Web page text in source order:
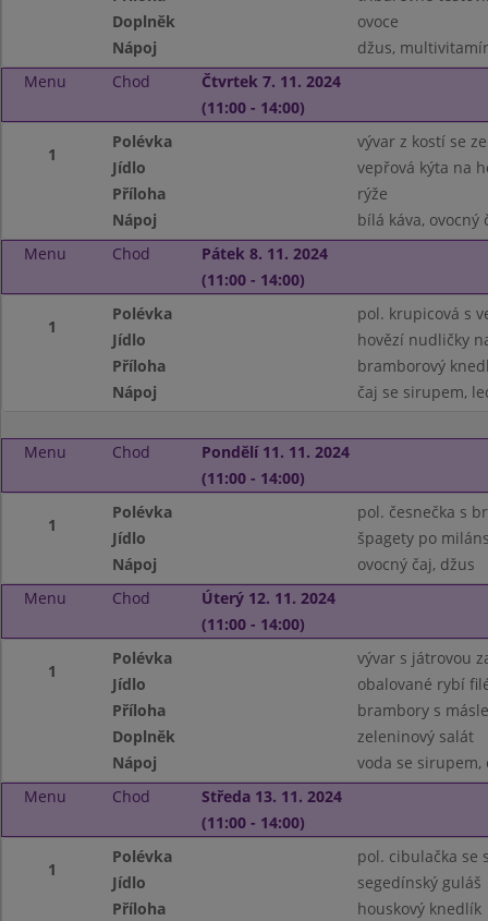
Doplněk
ovoce
Nápoj
džus,
Menu
Chod
Čtvrtek 7. 11. 2024
(11:00 - 14:00)
1
Polévka
vývar z kostí se
Jídlo
vepřová kýta na
Příloha
rýže
Nápoj
bílá káva, ovocný
Menu
Chod
Pátek 8. 11. 2024
(11:00 - 14:00)
1
Polévka
pol. krupicová s
Jídlo
hovězí nudličky
Příloha
bramborový
Nápoj
čaj se sirupem,
Menu Chod
Pondělí 11. 11. 2024
(11:00 - 14:00)
1
Polévka
pol. česnečka s
Jídlo
špagety po
Nápoj
ovocný čaj, džus
Menu
Chod
Úterý 12. 11. 2024
(11:00 - 14:00)
1
Polévka
vývar s játrovou
Jídlo
obalované rybí
Příloha
brambory s
Doplněk
zeleninový salát
Nápoj
voda se sirupem,
Menu
Chod
Středa 13. 11. 2024
(11:00 - 14:00)
1
Polévka
pol. cibulačka se
Jídlo
segedínský guláš
Příloha
houskový knedlík